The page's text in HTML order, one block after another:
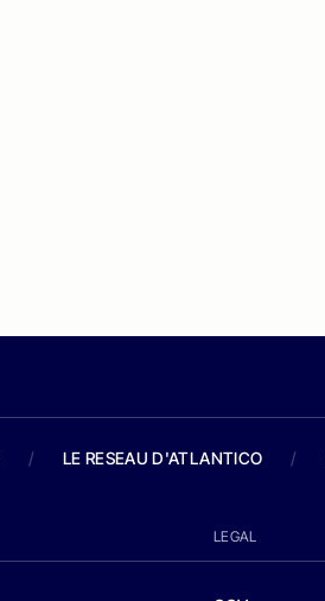
/ LE RESEAU D'ATLANTICO /
LEGAL